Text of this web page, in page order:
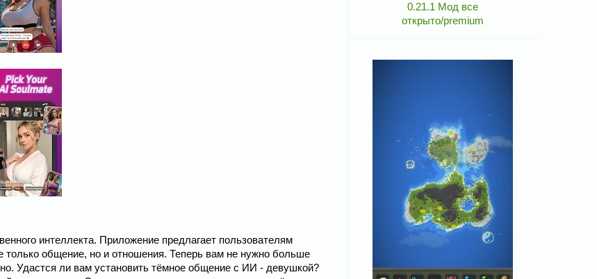
интеллекта. Приложение предлагает пользователям
общение, но и отношения. Теперь вам не нужно больше
Удастся ли вам установить тёмное общение с ИИ - девушкой?
0.21.1 Мод все
открыто/premium